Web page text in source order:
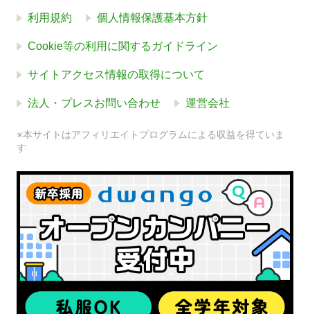
利用規約 個人情報保護基本方針
Cookie等の利用に関するガイドライン
サイトアクセス情報の取得について
法人・プレスお問い合わせ 運営会社
※本サイトはアフィリエイトプログラムによる収益を得ていま
す